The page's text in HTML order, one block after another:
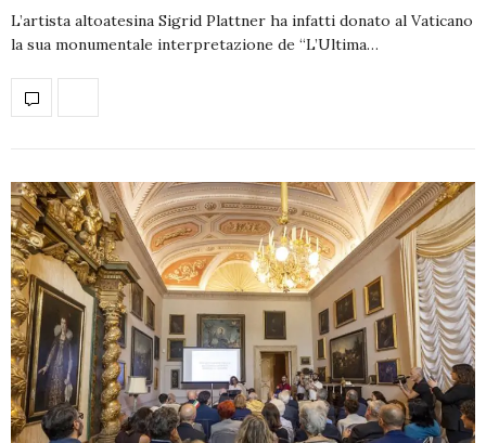
L’artista altoatesina Sigrid Plattner ha infatti donato al Vaticano
la sua monumentale interpretazione de “L’Ultima…